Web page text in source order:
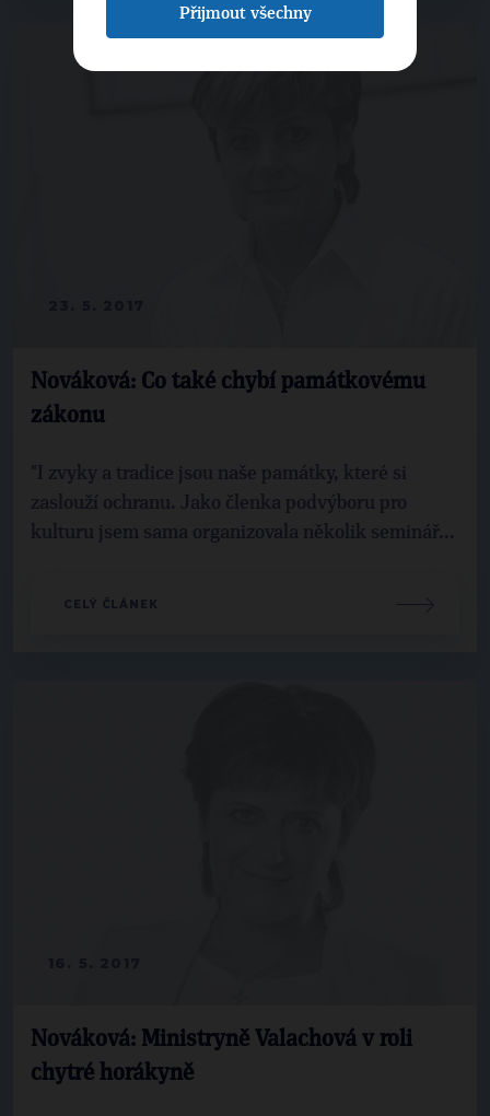
Nováková: Co také chybí památkovému
zákonu
"I zvyky a tradice jsou naše památky, které si
zaslouží ochranu. Jako členka podvýboru pro
kulturu jsem sama organizovala několik seminář...
CELÝ ČLÁNEK
Nováková: Ministryně Valachová v roli
chytré horákyně
Přijmout všechny